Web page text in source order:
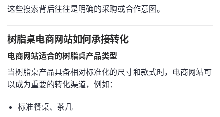
这些搜索背后往往是明确的采购或合作意图。
树脂桌电商网站如何承接转化
电商网站适合的树脂桌产品类型
当树脂桌产品具备相对标准化的尺寸和款式时，电商网站可
以成为重要的转化渠道，例如：
标准餐桌、茶几